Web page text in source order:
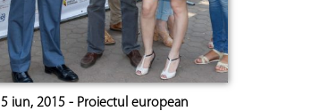
iun, 2015 - Proiectul european